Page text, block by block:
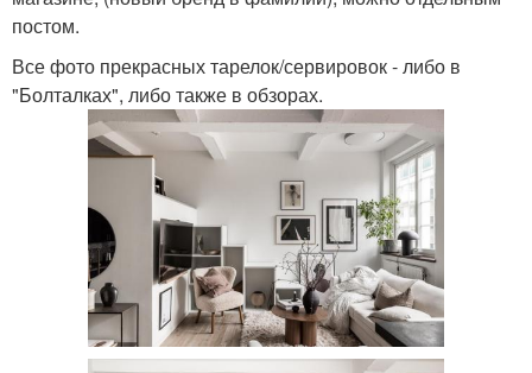
постом.
Все фото прекрасных тарелок/сервировок - либо в
"Болталках", либо также в обзорах.